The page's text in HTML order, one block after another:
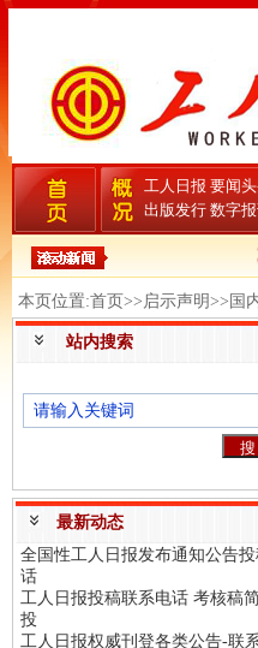
工人日报 要闻
出版发行 数字报
本页位置:首页>>启示声明>>国
站内搜索
最新动态
全国性工人日报发布通知公告
话
工人日报投稿联系电话 考核稿
投
工人日报权威刊登各类公告-联